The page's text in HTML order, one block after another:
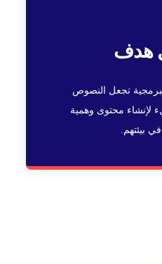
هدف
تجعل النصوص
لإنشاء محتوى وهمية
بيئتهم.